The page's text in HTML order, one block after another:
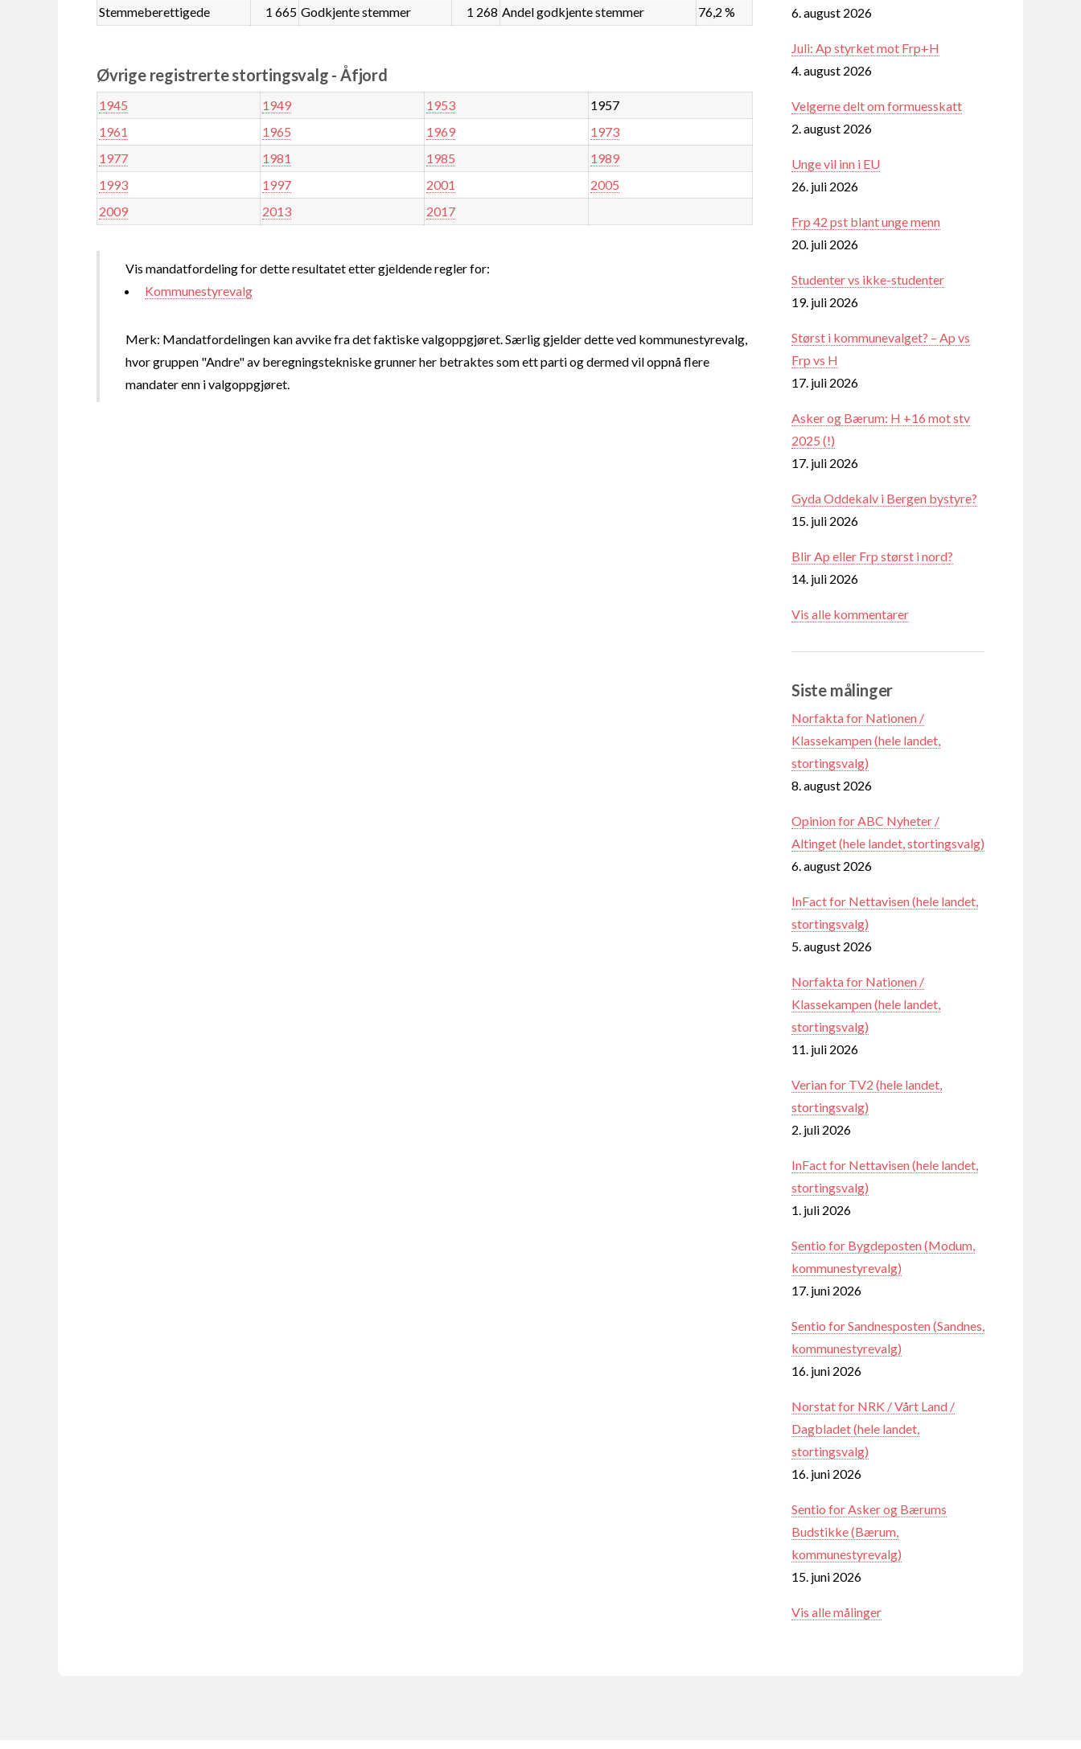
Stemmeberettigede 1 665 Godkjente stemmer 1 268 Andel godkjente stemmer 76,2 %
Øvrige registrerte stortingsvalg - Åfjord
1945 1949 1953
1957
1961
1965 1969
1973
1977
1981 1985
1989
1993
1997 2001
2005
2009
2013 2017
Vis mandatfordeling for dette resultatet etter gjeldende regler for:
Kommunestyrevalg
Merk: Mandatfordelingen kan avvike fra det faktiske valgoppgjøret. Særlig gjelder dette ved kommunestyrevalg,
hvor gruppen "Andre" av beregningstekniske grunner her betraktes som ett parti og dermed vil oppnå flere
mandater enn i valgoppgjøret.
6. august 2026
Juli: Ap styrket mot Frp+H
4. august 2026
Velgerne delt om formuesskatt
2. august 2026
Unge vil inn i EU
26. juli 2026
Frp 42 pst blant unge menn
20. juli 2026
Studenter vs ikke-studenter
19. juli 2026
Størst i kommunevalget? – Ap vs
Frp vs H
17. juli 2026
Asker og Bærum: H +16 mot stv
2025 (!)
17. juli 2026
Gyda Oddekalv i Bergen bystyre?
15. juli 2026
Blir Ap eller Frp størst i nord?
14. juli 2026
Vis alle kommentarer
Siste målinger
Norfakta for Nationen /
Klassekampen (hele landet,
stortingsvalg)
8. august 2026
Opinion for ABC Nyheter /
Altinget (hele landet, stortingsvalg)
6. august 2026
InFact for Nettavisen (hele landet,
stortingsvalg)
5. august 2026
Norfakta for Nationen /
Klassekampen (hele landet,
stortingsvalg)
11. juli 2026
Verian for TV2 (hele landet,
stortingsvalg)
2. juli 2026
InFact for Nettavisen (hele landet,
stortingsvalg)
1. juli 2026
Sentio for Bygdeposten (Modum,
kommunestyrevalg)
17. juni 2026
Sentio for Sandnesposten (Sandnes,
kommunestyrevalg)
16. juni 2026
Norstat for NRK / Vårt Land /
Dagbladet (hele landet,
stortingsvalg)
16. juni 2026
Sentio for Asker og Bærums
Budstikke (Bærum,
kommunestyrevalg)
15. juni 2026
Vis alle målinger